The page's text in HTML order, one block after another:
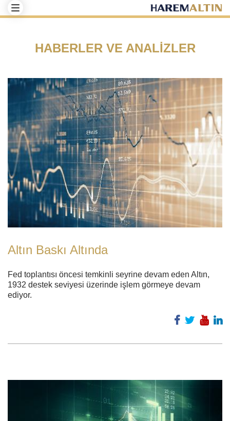
HABERLER VE ANALİZLER
Altın Baskı Altında
Fed toplantısı öncesi temkinli seyrine devam eden Altın,
1932 destek seviyesi üzerinde işlem görmeye devam
ediyor.